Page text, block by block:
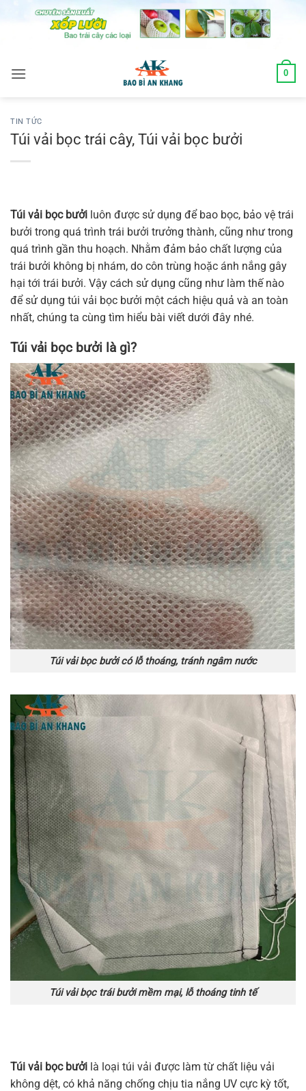
0
TIN TỨC
Túi vải bọc trái cây, Túi vải bọc bưởi
Túi vải bọc bưởi luôn được sử dụng để bao bọc, bảo vệ trái
bưởi trong quá trình trái bưởi trưởng thành, cũng như trong
quá trình gần thu hoạch. Nhằm đảm bảo chất lượng của
trái bưởi không bị nhám, do côn trùng hoặc ánh nắng gây
hại tới trái bưởi. Vậy cách sử dụng cũng như làm thế nào
để sử dụng túi vải bọc bưởi một cách hiệu quả và an toàn
nhất, chúng ta cùng tìm hiểu bài viết dưới đây nhé.
Túi vải bọc bưởi là gì?
Túi vải bọc bưởi có lỗ thoáng, tránh ngâm nước
Túi vải bọc trái bưởi mềm mại, lỗ thoáng tinh tế
Túi vải bọc bưởi là loại túi vải được làm từ chất liệu vải
không dệt, có khả năng chống chịu tia nắng UV cực kỳ tốt,